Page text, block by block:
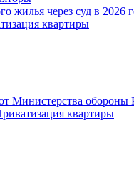
жилья через суд в 2026
квартиры
Министерства обороны
квартиры